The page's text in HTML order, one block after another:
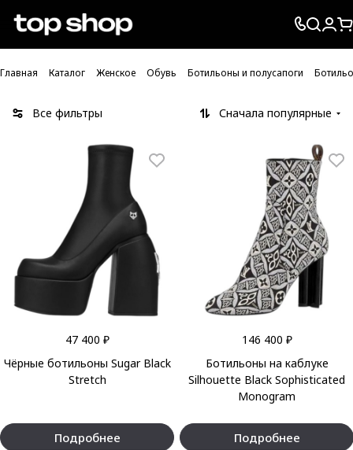
Проверка хлебных крошек
Главная Каталог Женское Обувь Ботильоны и полусапоги
Все фильтры Сначала популярные
47 400 ₽
Чёрные ботильоны Sugar Black
Stretch
Подробнее
146 400 ₽
Ботильоны на каблуке
Silhouette Black Sophisticated
Monogram
Подробнее